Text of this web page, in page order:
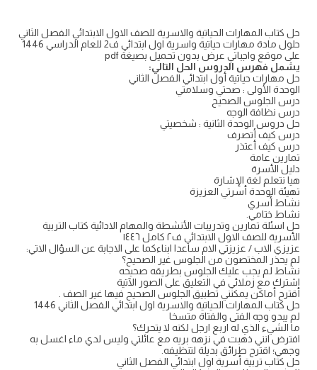
حل كتاب المهارات الحياتية والاسرية للصف الاول الابتدائي الفصل الثاني
حلول مادة مهارات حياتية واسرية اول ابتدائي ف2 للعام الدراسي 1446
على موقع واجباتي عرض بدون تحميل بصيغة pdf
يشمل فهرس الدروس الحل التالي:
حل مهارات حياتية أول ابتدائي الفصل الثاني
الوحدة الأولى : صحتي وسلامتي
درس الجلوس الصحيح
درس نظافة الوجه
حل دروس الوحدة الثانية : شخصيتي
درس كيف أتصرف
درس كيف أعتذر
تمارين عامة
دليل الأسرة
هيا نتعلم لغة الإشارة
تهيئة الوحدة أسرتي العزيزة
نشاط أسري
نشاط ختامي.
حل اسئلة تمارين وتدريبات الأنشطة والمهام الادائية كتاب التربية
الأسرية للصف الاول الابتدائي ف٢ كامل ١٤٤٦
عزيزي الاب / عزيزتي الام ساعدا ابناءكما على الاجابة عن السؤال الاتي:
لم يحذر المختصون من الجلوس غير الصحيح؟
نشاط لم يجب عليك الجلوس بطريقه صحيحه
اشترك مع زملائي في التعليق على الصور الآتية
أقترح أماكن يمكنني تطبيق الجلوس الصحيح فيها غير الصف .
حل كتاب المهارات الحياتية والاسرية اول ابتدائي الفصل الثاني 1446
لم يبدو وجه الفتى والفتاة متسخا
ما الشيء الذي له اربع ارجل لكنه لا يتحرك؟
افترض انني ذهبت في نزهه بريه مع عائلتي وليس لدي ماء اغسل به
وجهي؛ اقترح طرائق بديلة لتنظيفه.
حل كتاب تربية أسرية اول ابتدائي الفصل الثاني